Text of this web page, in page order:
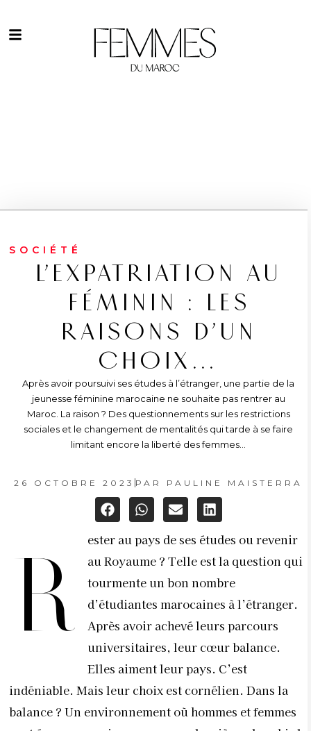
SOCIÉTÉ
L’EXPATRIATION AU
FÉMININ : LES
RAISONS D’UN
CHOIX…
Après avoir poursuivi ses études à l’étranger, une partie de la
jeunesse féminine marocaine ne souhaite pas rentrer au
Maroc. La raison ? Des questionnements sur les restrictions
sociales et le changement de mentalités qui tarde à se faire
limitant encore la liberté des femmes…
26 OCTOBRE 2023 PAR PAULINE MAISTERRA
R
ester au pays de ses études ou revenir
au Royaume ? Telle est la question qui
tourmente un bon nombre
d’étudiantes marocaines à l’étranger.
Après avoir achevé leurs parcours
universitaires, leur cœur balance.
Elles aiment leur pays. C’est
indéniable. Mais leur choix est cornélien. Dans la
balance ? Un environnement où hommes et femmes